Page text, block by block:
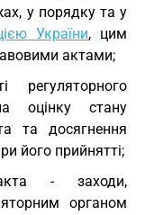
у порядку та у
України, цим
актами;
регуляторного
оцінку стану
та досягнення
його прийнятті;
акта - заходи,
органом